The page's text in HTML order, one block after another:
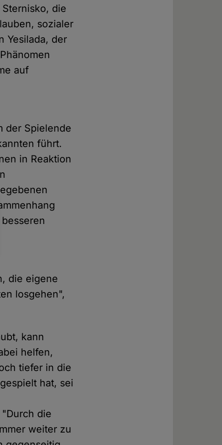
die
sozialer
Yesilada, der
auf
der Spielende
führt.
in Reaktion
die eigene
losgehen",
kann
helfen,
tiefer in die
hat, sei
die
weiter zu